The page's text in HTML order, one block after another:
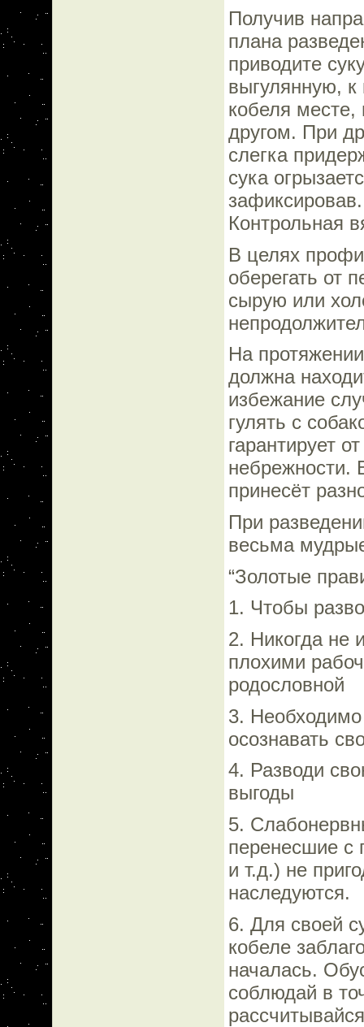
Получив
плана
приводите
выгулянную,
кобеля месте,
другом. При
слегка
сука
Контрольная
В целях
оберегать от
сырую или
На
должна
избежание
гулять с
гарантирует
небрежности.
принесёт
При
весьма
“Золотые
1. Чтобы
2. Никогда не
плохими
родословной
3. Необходимо
осознавать
4. Разводи
выгоды
5.
перенесшие с
и т.д.) не
наследуются.
6. Для своей
кобеле
началась.
соблюдай в